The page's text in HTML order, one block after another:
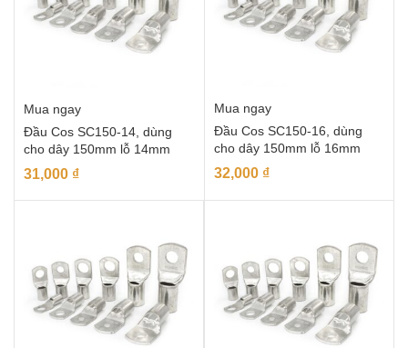
Mua ngay
Đầu Cos SC150-14, dùng
cho dây 150mm lỗ 14mm
31,000 ₫
Mua ngay
Đầu Cos SC150-16, dùng
cho dây 150mm lỗ 16mm
32,000 ₫